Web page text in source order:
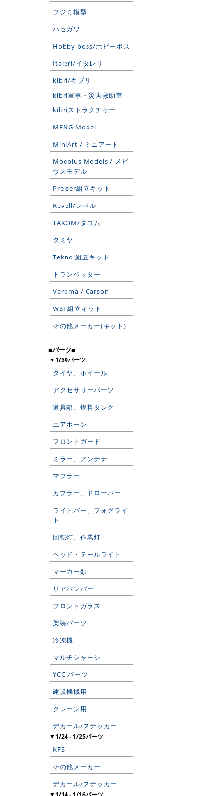
フジミ模型
ハセガワ
Hobby boss/ホビーボス
Italeri/イタレリ
kibri/キブリ
kibri軍事・災害救助車
kibriストラクチャー
MENG Model
MiniArt / ミニアート
Moebius Models / メビ
ウスモデル
Preiser組立キット
Revell/レベル
TAKOM/タコム
タミヤ
Tekno 組立キット
トランペッター
Veroma / Carson
WSI 組立キット
その他メーカー(キット)
■パーツ■
▼1/50パーツ
タイヤ、ホイール
アクセサリーパーツ
道具箱、燃料タンク
エアホーン
フロントガード
ミラー、アンテナ
マフラー
カプラー、ドローバー
ライトバー、フォグライ
ト
回転灯、作業灯
ヘッド・テールライト
マーカー類
リアバンパー
フロントガラス
架装パーツ
冷凍機
マルチシャーシ
YCC パーツ
建設機械用
クレーン用
デカール/ステッカー
▼1/24 - 1/25パーツ
KFS
その他メーカー
デカール/ステッカー
▼1/14 - 1/16パーツ